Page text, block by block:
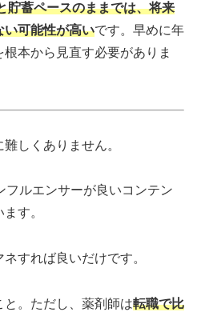
貯蓄ペースのままでは、将来
い可能性が高いです。早めに年
本から見直す必要がありま
しくありません。
ルエンサーが良いコンテン
す。
すれば良いだけです。
と。ただし、薬剤師は転職で比